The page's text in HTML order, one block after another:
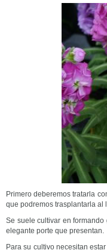
Primero deberemos tratarla
que podremos trasplantarla al
Se suele cultivar en
elegante porte que presentan.
Para su cultivo necesitan